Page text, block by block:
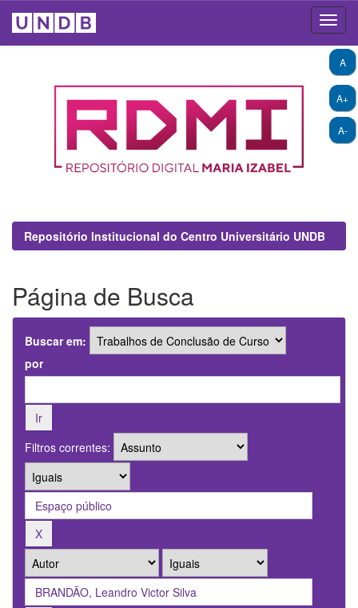
A+
A-
A
Repositório Institucional do Centro Universitário UNDB
Página de Busca
Buscar em:
por
Filtros correntes: